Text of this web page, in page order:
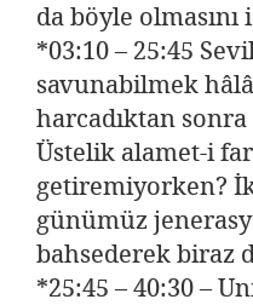
da böyle olmasını
*03:10 – 25:45
savunabilmek
harcadıktan
Üstelik alamet-i
getiremiyorken?
günümüz
bahsederek biraz
*25:45 – 40:30 –